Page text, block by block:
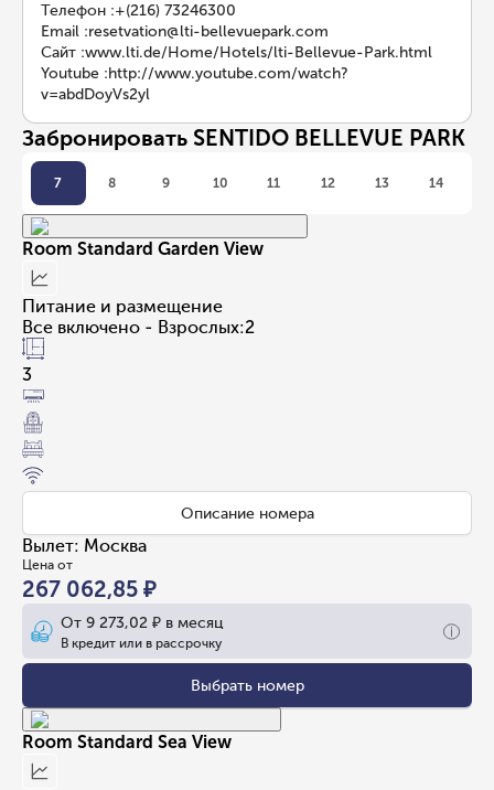
Телефон :+(216) 73246300
Email :resetvation@lti-bellevuepark.com
Сайт :www.lti.de/Home/Hotels/lti-Bellevue-Park.html
Youtube :http://www.youtube.com/watch?
v=abdDoyVs2yl
Забронировать SENTIDO BELLEVUE PARK
7 8 9 10 11 12 13 14
Room Standard Garden View
Питание и размещение
Все включено - Взрослых:2
3
Описание номера
Вылет: Москва
Цена от
267 062,85 ₽
От 9 273,02 ₽ в месяц
В кредит или в рассрочку
Выбрать номер
Room Standard Sea View